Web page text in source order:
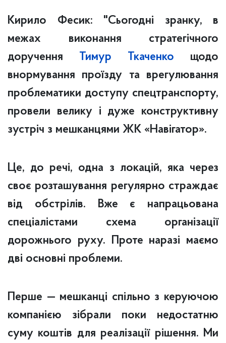
Кирило Фесик: "Сьогодні зранку, в
межах виконання стратегічного
доручення Тимур Ткаченко щодо
внормування проїзду та врегулювання
проблематики доступу спецтранспорту,
провели велику і дуже конструктивну
зустріч з мешканцями ЖК «Навігатор».
Це, до речі, одна з локацій, яка через
своє розташування регулярно страждає
від обстрілів. Вже є напрацьована
спеціалістами схема організації
дорожнього руху. Проте наразі маємо
дві основні проблеми.
Перше — мешканці спільно з керуючою
компанією зібрали поки недостатню
суму коштів для реалізації рішення. Ми